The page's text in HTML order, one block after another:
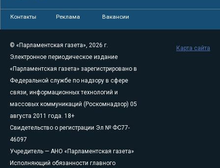
Контакты Реклама Вакансии
© «Парламентская газета», 2026 г.
Электронное периодическое издание
«Парламентская газета» зарегистрировано в
Федеральной службе по надзору в сфере
связи, информационных технологий и
массовых коммуникаций (Роскомнадзор) 05
августа 2011 года. 18+
Свидетельство о регистрации Эл № ФС77-
46097
Учредитель — АНО «Парламентская газета»
Исполняющий обязанности главного
Карта сайта